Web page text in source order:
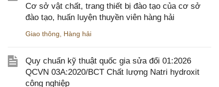
Cơ sở vật chất, trang thiết bị đào tạo của cơ sở
đào tạo, huấn luyện thuyền viên hàng hải
Giao thông Hàng hải
Quy chuẩn kỹ thuật quốc gia sửa đổi 01:2026
QCVN 03A:2020/BCT Chất lượng Natri hydroxit
công nghiệp